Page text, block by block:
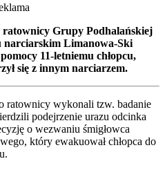
ratownicy Grupy Podhalańskiej
Limanowa-Ski
11-letniemu chłopcu,
się z innym narciarzem.
ratownicy wykonali tzw. badanie
podejrzenie urazu odcinka
o wezwaniu śmigłowca
który ewakuował chłopca do